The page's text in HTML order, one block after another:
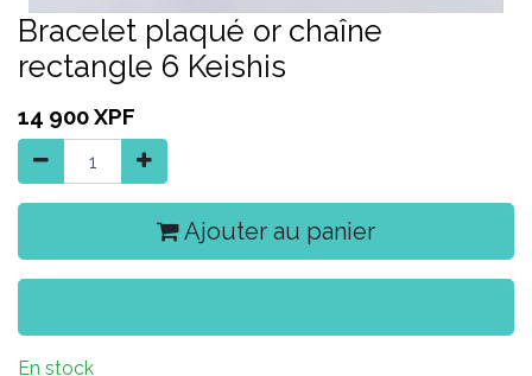
Bracelet plaqué or chaîne
rectangle 6 Keishis
14 900XPF
Ajouter au panier
En stock